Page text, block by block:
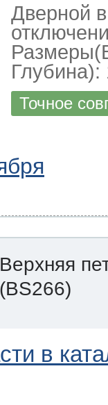
Дверной
Глубина):
Точное
Верхняя
(BS266)
в